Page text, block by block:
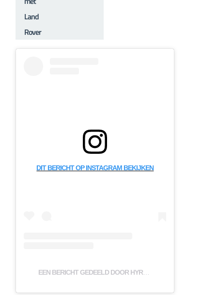
Land
Rover
DIT BERICHT OP INSTAGRAM BEKIJKEN
EEN BERICHT GEDEELD DOOR HYROX OFFICIAL (@HYROXWORLD)